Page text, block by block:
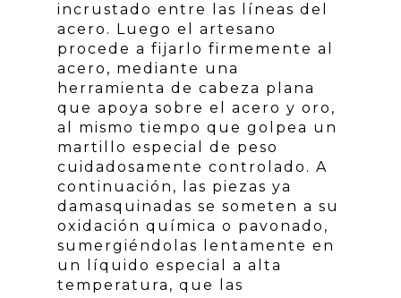
incrustado entre las líneas del
acero. Luego el artesano
procede a fijarlo firmemente al
acero, mediante una
herramienta de cabeza plana
que apoya sobre el acero y oro,
al mismo tiempo que golpea un
martillo especial de peso
cuidadosamente controlado. A
continuación, las piezas ya
damasquinadas se someten a su
oxidación química o pavonado,
sumergiéndolas lentamente en
un líquido especial a alta
temperatura, que las